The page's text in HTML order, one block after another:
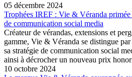
05 décembre 2024
Trophées IREF : Vie & Véranda primée
de communication social media
Créateur de vérandas, extensions et
gamme, Vie & Véranda se distingue par
sa stratégie de communication social
ainsi à décrocher un nouveau prix
10 octobre 2024